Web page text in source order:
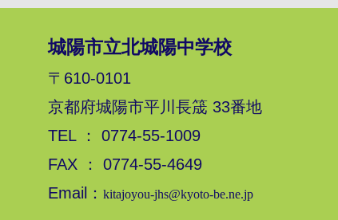
城陽市立北城陽中学校
〒610-0101
京都府城陽市平川長筬 33番地
TEL ： 0774-55-1009
FAX ： 0774-55-4649
Email： kitajoyou-jhs@kyoto-be.ne.jp